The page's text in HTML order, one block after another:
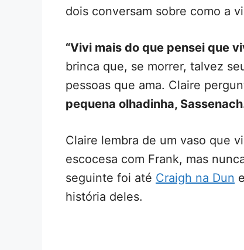
dois conversam sobre como a
“Vivi mais do que pensei que
brinca que, se morrer, talvez
pessoas que ama. Claire
pequena olhadinha,
Claire lembra de um vaso que
escocesa com Frank, mas
seguinte foi até Craigh na Dun
história deles.